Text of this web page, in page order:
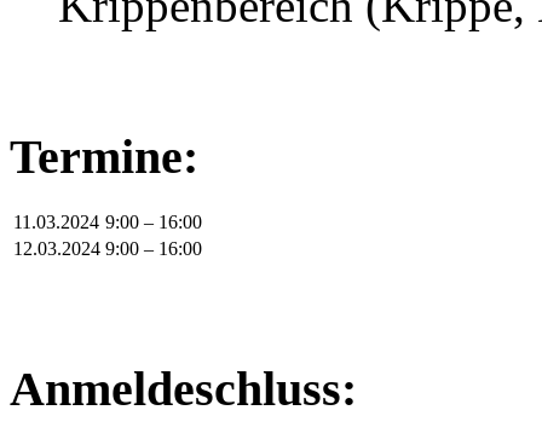
Termine:
11.03.2024 9:00 – 16:00
12.03.2024 9:00 – 16:00
Anmeldeschluss: